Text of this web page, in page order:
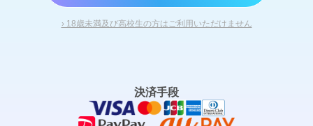
› 18歳未満及び高校生の方はご利用いただけません
決済手段